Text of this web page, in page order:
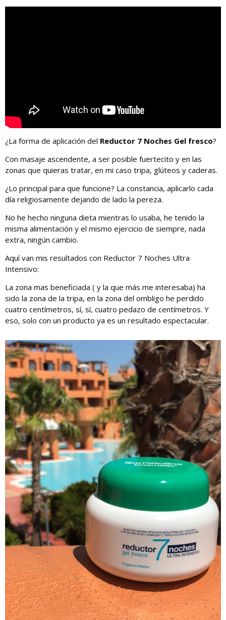
¿La forma de aplicación del Reductor 7 Noches Gel fresco?
Con masaje ascendente, a ser posible fuertecito y en las
zonas que quieras tratar, en mi caso tripa, glúteos y caderas.
¿Lo principal para que funcione? La constancia, aplicarlo cada
día religiosamente dejando de lado la pereza.
No he hecho ninguna dieta mientras lo usaba, he tenido la
misma alimentación y el mismo ejercicio de siempre, nada
extra, ningún cambio.
Aquí van mis resultados con Reductor 7 Noches Ultra
Intensivo:
La zona mas beneficiada ( y la que más me interesaba) ha
sido la zona de la tripa, en la zona del ombligo he perdido
cuatro centímetros, sí, sí, cuatro pedazo de centímetros. Y
eso, solo con un producto ya es un resultado espectacular.